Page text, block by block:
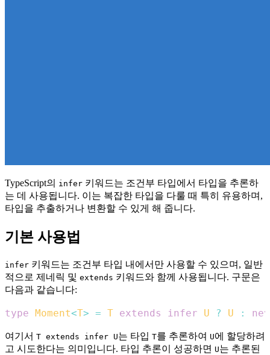
TypeScript의 infer 키워드는 조건부 타입에서 타입을 추론하
는 데 사용됩니다. 이는 복잡한 타입을 다룰 때 특히 유용하며,
타입을 추출하거나 변환할 수 있게 해 줍니다.
기본 사용법
infer 키워드는 조건부 타입 내에서만 사용할 수 있으며, 일반
적으로 제네릭 및 extends 키워드와 함께 사용됩니다. 구문은
다음과 같습니다:
type Moment<T> = T extends infer U ? U :
여기서 T extends infer U는 타입 T를 추론하여 U에 할당하려
고 시도한다는 의미입니다. 타입 추론이 성공하면 U는 추론된